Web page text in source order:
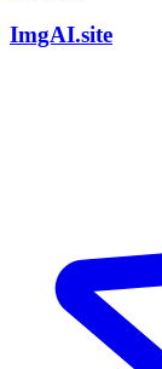
ImgAI.site